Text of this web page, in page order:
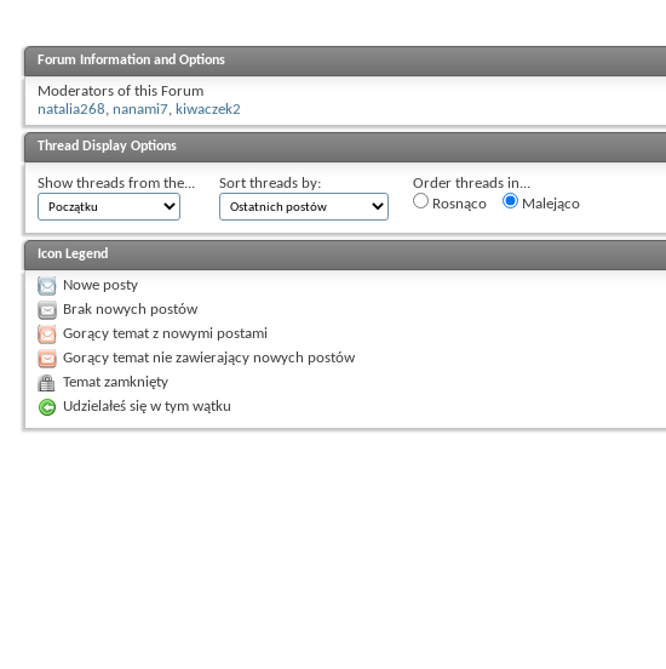
Forum Information and Options
Moderators of this Forum
natalia268, nanami7, kiwaczek2
Thread Display Options
Show threads from the... Sort threads by:
Order threads in...
Rosnąco
Malejąco
Icon Legend
Nowe posty
Brak nowych postów
Gorący temat z nowymi postami
Gorący temat nie zawierający nowych postów
Temat zamknięty
Udzielałeś się w tym wątku